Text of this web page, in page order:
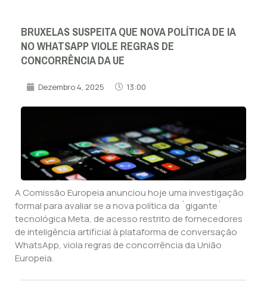
BRUXELAS SUSPEITA QUE NOVA POLÍTICA DE IA
NO WHATSAPP VIOLE REGRAS DE
CONCORRÊNCIA DA UE
Dezembro 4, 2025 13:00
A Comissão Europeia anunciou hoje uma investigação
formal para avaliar se a nova política da `gigante`
tecnológica Meta, de acesso restrito de fornecedores
de inteligência artificial à plataforma de conversação
WhatsApp, viola regras de concorrência da União
Europeia.